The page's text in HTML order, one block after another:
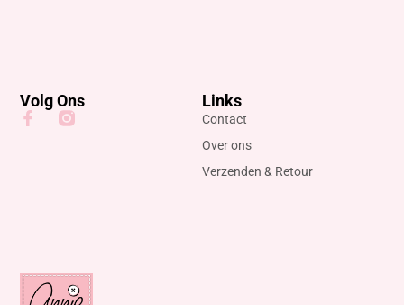
Links
Contact
Over ons
Verzenden & Retour
Volg Ons